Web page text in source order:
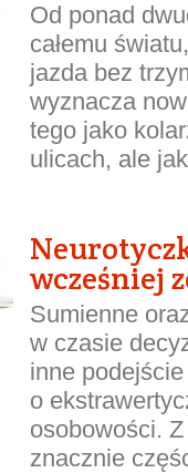
Od ponad
całemu
jazda bez
wyznacza
tego jako
ulicach, ale
wcześniej
Sumienne
w czasie
inne
o
osobowości.
znacznie